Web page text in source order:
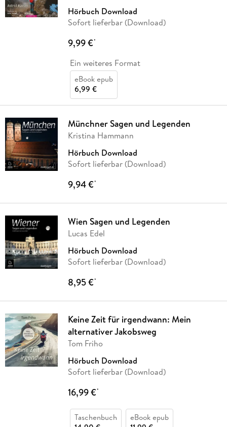
Hörbuch Download
Sofort lieferbar (Download)
9,99 €*
Ein weiteres Format
eBook epub
6,99 €
Münchner Sagen und Legenden
Kristina Hammann
Hörbuch Download
Sofort lieferbar (Download)
9,94 €*
Wien Sagen und Legenden
Lucas Edel
Hörbuch Download
Sofort lieferbar (Download)
8,95 €*
Keine Zeit für irgendwann: Mein
alternativer Jakobsweg
Tom Friho
Hörbuch Download
Sofort lieferbar (Download)
16,99 €*
Taschenbuch
eBook epub